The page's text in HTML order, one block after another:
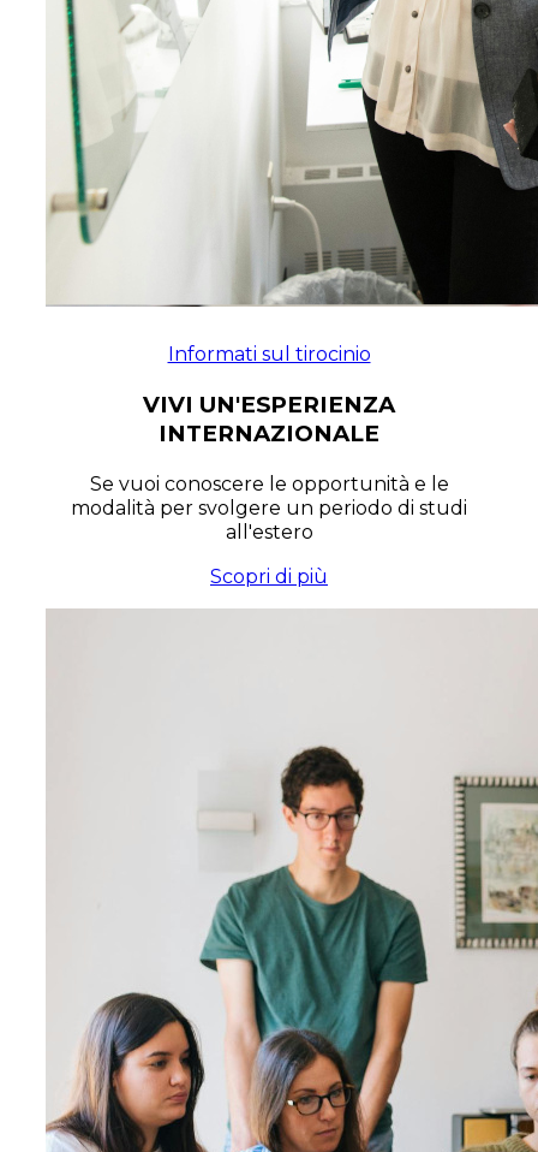
Informati sul tirocinio
VIVI UN'ESPERIENZA
INTERNAZIONALE
Se vuoi conoscere le opportunità e le
modalità per svolgere un periodo di studi
all'estero
Scopri di più